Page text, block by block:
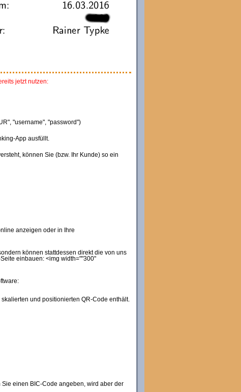
jetzt nutzen:
"username", "password")
App ausfüllt.
können Sie (bzw. Ihr Kunde) so ein
anzeigen oder in Ihre
können stattdessen direkt die von uns
einbauen: <img width=""300"
und positionierten QR-Code enthält.
einen BIC-Code angeben, wird aber der